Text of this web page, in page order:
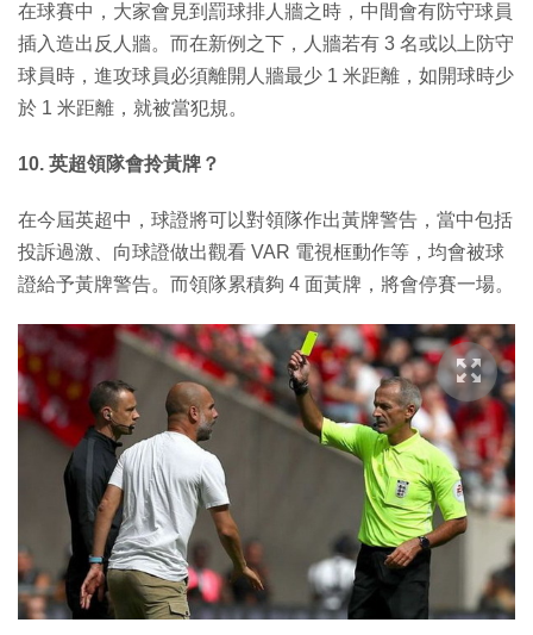
在球賽中，大家會見到罰球排人牆之時，中間會有防守球員
插入造出反人牆。而在新例之下，人牆若有 3 名或以上防守
球員時，進攻球員必須離開人牆最少 1 米距離，如開球時少
於 1 米距離，就被當犯規。
10. 英超領隊會拎黃牌？
在今屆英超中，球證將可以對領隊作出黃牌警告，當中包括
投訴過激、向球證做出觀看 VAR 電視框動作等，均會被球
證給予黃牌警告。而領隊累積夠 4 面黃牌，將會停賽一場。